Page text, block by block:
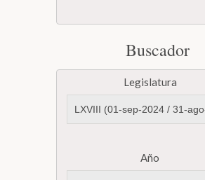
Buscador
Legislatura
Año